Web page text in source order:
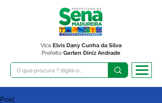
Prefeito Gerlen Diniz Andrade
Vice Elvis Dany Cunha da Silva
Post